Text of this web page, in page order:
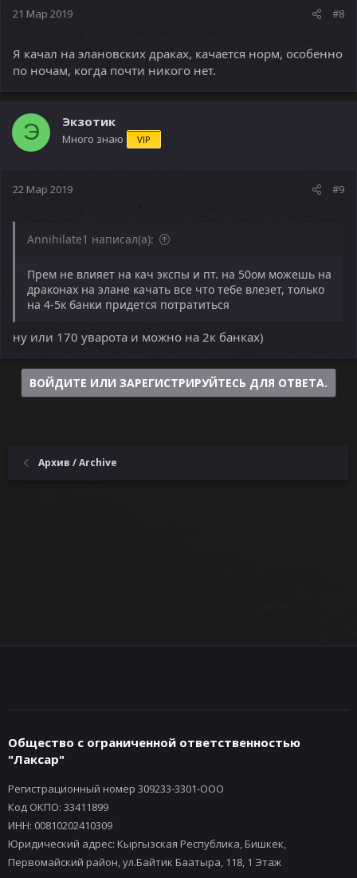
21 Мар 2019 #8
Я качал на элановских драках, качается норм, особенно
по ночам, когда почти никого нет.
Э Экзотик
Много знаю VIP
22 Мар 2019 #9
Annihilate1 написал(а):
Прем не влияет на кач экспы и пт. на 50ом можешь на
драконах на элане качать все что тебе влезет, только
на 4-5к банки придется потратиться
ну или 170 уварота и можно на 2к банках)
ВОЙДИТЕ ИЛИ ЗАРЕГИСТРИРУЙТЕСЬ ДЛЯ ОТВЕТА.
Архив / Archive
Общество с ограниченной ответственностью
"Лаксар"
Регистрационный номер 309233-3301-ООО
Код ОКПО: 33411899
ИНН: 00810202410309
Юридический адрес: Кыргызская Республика, Бишкек,
Первомайский район, ул.Байтик Баатыра, 118, 1 Этаж